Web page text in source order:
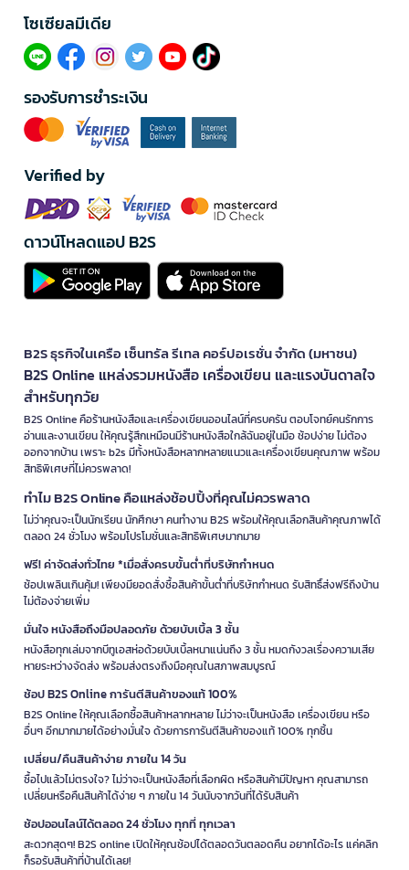
โซเซียลมีเดีย​
รองรับการชำระเงิน
Verified by
ดาวน์โหลดแอป B2S
B2S ธุรกิจในเครือ เซ็นทรัล รีเทล คอร์ปอเรชั่น จำกัด (มหาชน)
B2S Online แหล่งรวมหนังสือ เครื่องเขียน และแรงบันดาลใจ
สำหรับทุกวัย
B2S Online คือร้านหนังสือและเครื่องเขียนออนไลน์ที่ครบครัน ตอบโจทย์คนรักการ
อ่านและงานเขียน ให้คุณรู้สึกเหมือนมีร้านหนังสือใกล้ฉันอยู่ในมือ ช้อปง่าย ไม่ต้อง
ออกจากบ้าน เพราะ b2s มีทั้งหนังสือหลากหลายแนวและเครื่องเขียนคุณภาพ พร้อม
สิทธิพิเศษที่ไม่ควรพลาด!
ทำไม B2S Online คือแหล่งช้อปปิ้งที่คุณไม่ควรพลาด
ไม่ว่าคุณจะเป็นนักเรียน นักศึกษา คนทำงาน B2S พร้อมให้คุณเลือกสินค้าคุณภาพได้
ตลอด 24 ชั่วโมง พร้อมโปรโมชั่นและสิทธิพิเศษมากมาย
ฟรี! ค่าจัดส่งทั่วไทย *เมื่อสั่งครบขั้นต่ำที่บริษัทกำหนด
ช้อปเพลินเกินคุ้ม! เพียงมียอดสั่งซื้อสินค้าขั้นต่ำที่บริษัทกำหนด รับสิทธิ์ส่งฟรีถึงบ้าน
ไม่ต้องจ่ายเพิ่ม
มั่นใจ หนังสือถึงมือปลอดภัย ด้วยบับเบิ้ล 3 ชั้น
หนังสือทุกเล่มจากบีทูเอสห่อด้วยบับเบิ้ลหนาแน่นถึง 3 ชั้น หมดกังวลเรื่องความเสีย
หายระหว่างจัดส่ง พร้อมส่งตรงถึงมือคุณในสภาพสมบูรณ์
ช้อป B2S Online การันตีสินค้าของแท้ 100%
B2S Online ให้คุณเลือกซื้อสินค้าหลากหลาย ไม่ว่าจะเป็นหนังสือ เครื่องเขียน หรือ
อื่นๆ อีกมากมายได้อย่างมั่นใจ ด้วยการการันตีสินค้าของแท้ 100% ทุกชิ้น
เปลี่ยน/คืนสินค้าง่าย ภายใน 14 วัน
ซื้อไปแล้วไม่ตรงใจ? ไม่ว่าจะเป็นหนังสือที่เลือกผิด หรือสินค้ามีปัญหา คุณสามารถ
เปลี่ยนหรือคืนสินค้าได้ง่าย ๆ ภายใน 14 วันนับจากวันที่ได้รับสินค้า
ช้อปออนไลน์ได้ตลอด 24 ชั่วโมง ทุกที่ ทุกเวลา
สะดวกสุดๆ! B2S online เปิดให้คุณช้อปได้ตลอดวันตลอดคืน อยากได้อะไร แค่คลิก
ก็รอรับสินค้าที่บ้านได้เลย!